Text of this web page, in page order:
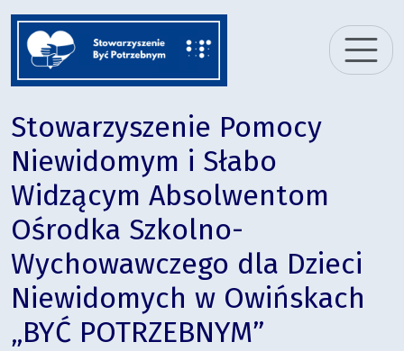
Stowarzyszenie Pomocy
Niewidomym i Słabo
Widzącym Absolwentom
Ośrodka Szkolno-
Wychowawczego dla Dzieci
Niewidomych w Owińskach
„BYĆ POTRZEBNYM”